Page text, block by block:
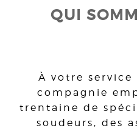
QUI
À votre service
compagnie
trentaine de
soudeurs, des